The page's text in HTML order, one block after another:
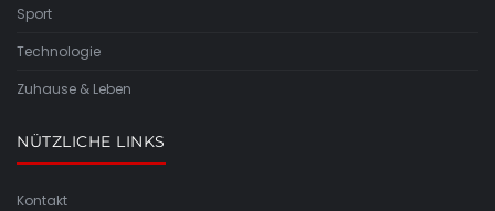
Sport
Technologie
Zuhause & Leben
NÜTZLICHE LINKS
Kontakt